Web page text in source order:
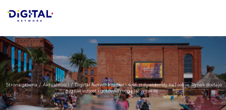
Strona główna / Aktualności / Digital Network zapłaci 4,46 zł dywidendy na 1 akcję. Rynek dostaje
sygnał: wzrost i gotówka mogą iść w parze